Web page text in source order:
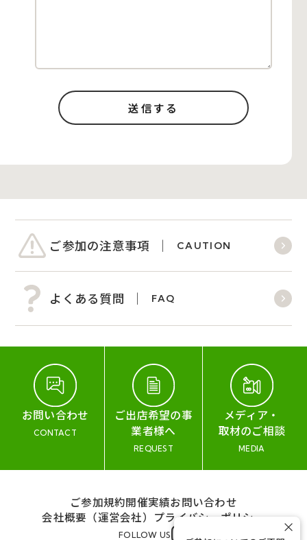
ご参加の注意事項 CAUTION
よくある質問 FAQ
お問い合わせ
CONTACT
ご出店希望の事
業者様へ
REQUEST
メディア・
取材のご相談
MEDIA
ご参加規約開催実績お問い合わせ
会社概要（運営会社） プライバシーポリシー
FOLLOW US ×